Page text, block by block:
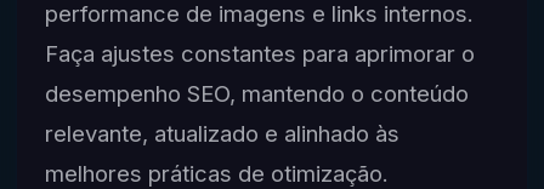
performance de imagens e links internos.
Faça ajustes constantes para aprimorar o
desempenho SEO, mantendo o conteúdo
relevante, atualizado e alinhado às
melhores práticas de otimização.